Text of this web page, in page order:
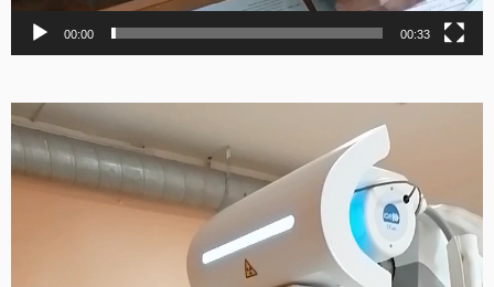
00:00 00:33
Видеоплеер